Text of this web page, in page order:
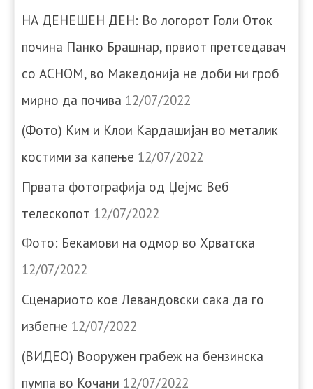
НА ДЕНЕШЕН ДЕН: Во логорот Голи Оток
почина Панко Брашнар, првиот претседавач
со АСНОМ, во Македонија не доби ни гроб
мирно да почива 12/07/2022
(Фото) Ким и Клои Кардашијан во металик
костими за капење 12/07/2022
Првата фотографија од Џејмс Веб
телескопот 12/07/2022
Фото: Бекамови на одмор во Хрватска
12/07/2022
Сценариото кое Левандовски сака да го
избегне 12/07/2022
(ВИДЕО) Вооружен грабеж на бензинска
пумпа во Кочани 12/07/2022